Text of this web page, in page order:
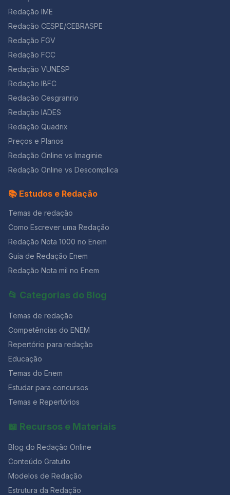
Redação IME
Redação CESPE/CEBRASPE
Redação FGV
Redação FCC
Redação VUNESP
Redação IBFC
Redação Cesgranrio
Redação IADES
Redação Quadrix
Preços e Planos
Redação Online vs Imaginie
Redação Online vs Descomplica
📚 Estudos e Redação
Temas de redação
Como Escrever uma Redação
Redação Nota 1000 no Enem
Guia de Redação Enem
Redação Nota mil no Enem
📂 Categorias do Blog
Temas de redação
Competências do ENEM
Repertório para redação
Educação
Temas do Enem
Estudar para concursos
Temas e Repertórios
📖 Recursos e Materiais
Blog do Redação Online
Conteúdo Gratuito
Modelos de Redação
Estrutura da Redação